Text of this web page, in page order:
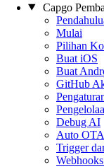
Capgo
Mulai
Pilihan
Buat iOS
Buat
GitHub
Debug AI
Auto
Trigger